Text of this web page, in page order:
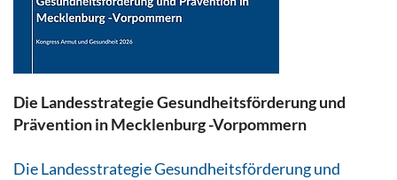
Die Landesstrategie Gesundheitsförderung und
Prävention in Mecklenburg -Vorpommern
Die Landesstrategie Gesundheitsförderung und